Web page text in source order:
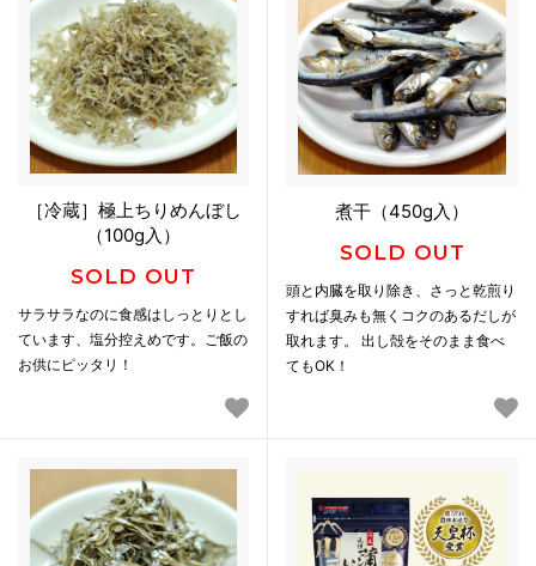
［冷蔵］極上ちりめんぼし
（100g入）
SOLD OUT
サラサラなのに食感はしっとりとし
ています、塩分控えめです。ご飯の
お供にピッタリ！
煮干（450g入）
SOLD OUT
頭と内臓を取り除き、さっと乾煎り
すれば臭みも無くコクのあるだしが
取れます。 出し殻をそのまま食べ
てもOK！